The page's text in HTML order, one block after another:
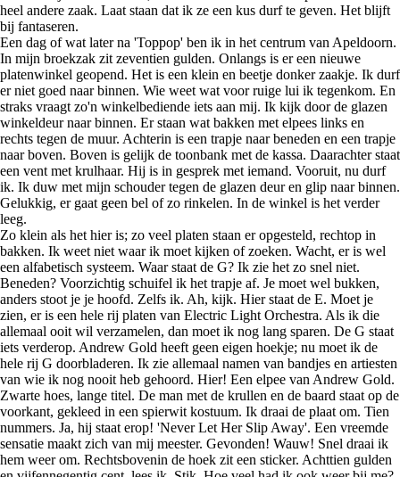
heel andere zaak. Laat staan dat ik ze een kus durf te geven. Het blijft
bij fantaseren.
Een dag of wat later na 'Toppop' ben ik in het centrum van Apeldoorn.
In mijn broekzak zit zeventien gulden. Onlangs is er een nieuwe
platenwinkel geopend. Het is een klein en beetje donker zaakje. Ik durf
er niet goed naar binnen. Wie weet wat voor ruige lui ik tegenkom. En
straks vraagt zo'n winkelbediende iets aan mij. Ik kijk door de glazen
winkeldeur naar binnen. Er staan wat bakken met elpees links en
rechts tegen de muur. Achterin is een trapje naar beneden en een trapje
naar boven. Boven is gelijk de toonbank met de kassa. Daarachter staat
een vent met krulhaar. Hij is in gesprek met iemand. Vooruit, nu durf
ik. Ik duw met mijn schouder tegen de glazen deur en glip naar binnen.
Gelukkig, er gaat geen bel of zo rinkelen. In de winkel is het verder
leeg.
Zo klein als het hier is; zo veel platen staan er opgesteld, rechtop in
bakken. Ik weet niet waar ik moet kijken of zoeken. Wacht, er is wel
een alfabetisch systeem. Waar staat de G? Ik zie het zo snel niet.
Beneden? Voorzichtig schuifel ik het trapje af. Je moet wel bukken,
anders stoot je je hoofd. Zelfs ik. Ah, kijk. Hier staat de E. Moet je
zien, er is een hele rij platen van Electric Light Orchestra. Als ik die
allemaal ooit wil verzamelen, dan moet ik nog lang sparen. De G staat
iets verderop. Andrew Gold heeft geen eigen hoekje; nu moet ik de
hele rij G doorbladeren. Ik zie allemaal namen van bandjes en artiesten
van wie ik nog nooit heb gehoord. Hier! Een elpee van Andrew Gold.
Zwarte hoes, lange titel. De man met de krullen en de baard staat op de
voorkant, gekleed in een spierwit kostuum. Ik draai de plaat om. Tien
nummers. Ja, hij staat erop! 'Never Let Her Slip Away'. Een vreemde
sensatie maakt zich van mij meester. Gevonden! Wauw! Snel draai ik
hem weer om. Rechtsbovenin de hoek zit een sticker. Achttien gulden